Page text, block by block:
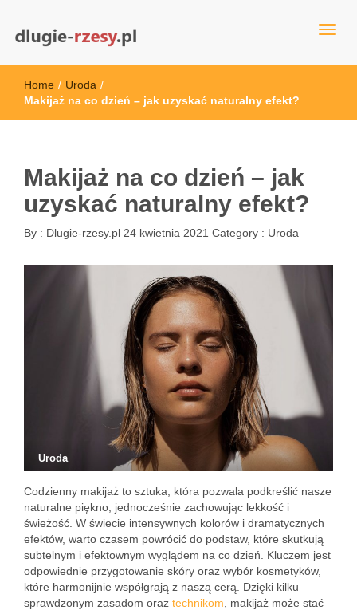
dlugie-rzesy.pl
Home / Uroda /
Makijaż na co dzień – jak uzyskać naturalny efekt?
Makijaż na co dzień – jak
uzyskać naturalny efekt?
By : Dlugie-rzesy.pl 24 kwietnia 2021 Category : Uroda
Uroda
Codzienny makijaż to sztuka, która pozwala podkreślić nasze
naturalne piękno, jednocześnie zachowując lekkość i
świeżość. W świecie intensywnych kolorów i dramatycznych
efektów, warto czasem powrócić do podstaw, które skutkują
subtelnym i efektownym wyglądem na co dzień. Kluczem jest
odpowiednie przygotowanie skóry oraz wybór kosmetyków,
które harmonijnie współgrają z naszą cerą. Dzięki kilku
sprawdzonym zasadom oraz technikom , makijaż może stać